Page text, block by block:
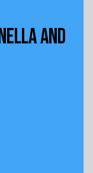
AND